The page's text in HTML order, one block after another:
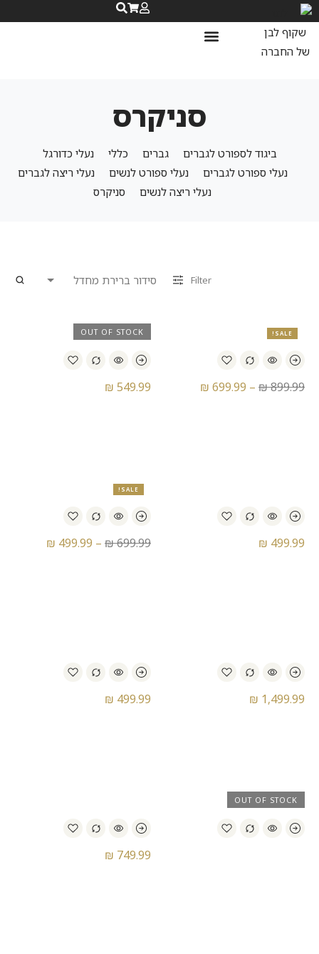
סניקרס
ביגוד לספורט לגברים גברים כללי
נעלי כדורגל
נעלי ספורט לגברים
נעלי ספורט לנשים
נעלי ריצה לגברים
נעלי ריצה לנשים
סניקרס
Filter
SALE!
₪899.99
–
₪ 699.99
OUT OF STOCK
₪ 549.99
₪ 499.99
SALE!
₪699.99
–
₪ 499.99
₪ 1,499.99
₪ 499.99
OUT OF STOCK
₪ 749.99